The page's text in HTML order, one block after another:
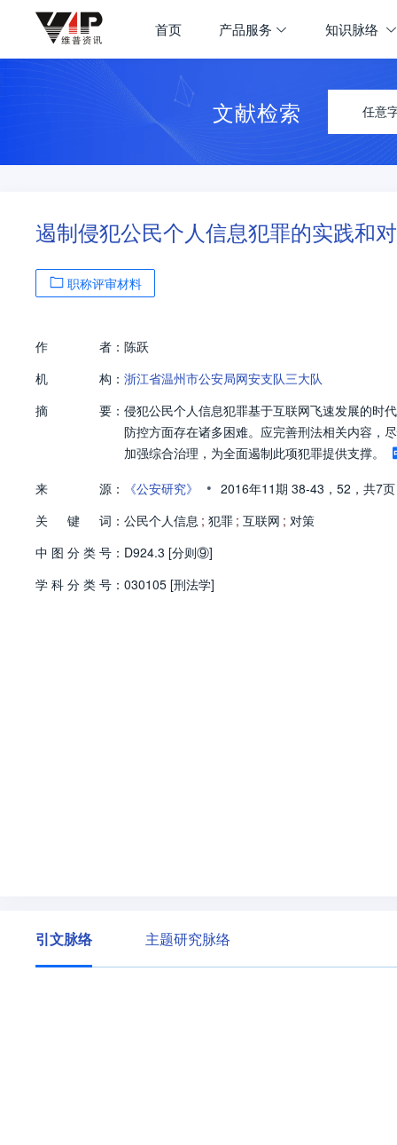
首页 产品服务 知识脉络
文献检索 任意
遏制侵犯公民个人信息犯罪的实践和
职称评审材料
作 者： 陈跃
机
构： 浙江省温州市公安局网安支队三大队
摘
要： 侵犯公民个人信息犯罪基于互联网飞速发展的时
防控方面存在诸多困难。应完善刑法相关内容，
加强综合治理，为全面遏制此项犯罪提供支撑。
来
源： 《公安研究》 • 2016年11期 38-43， 52， 共7页
关
键 词： 公民个人信息 ; 犯罪 ; 互联网 ; 对策
中 图 分 类 号： D924.3 [分则⑨]
学 科 分 类 号： 030105 [刑法学]
引文脉络 主题研究脉络